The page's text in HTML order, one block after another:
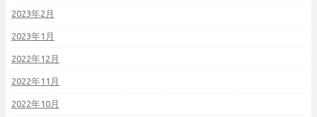
2023年2月
2023年1月
2022年12月
2022年11月
2022年10月